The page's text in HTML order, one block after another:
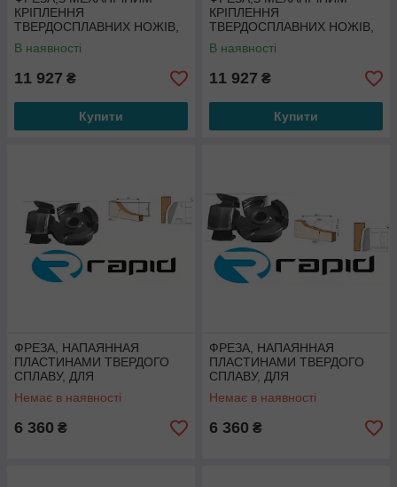
КРІПЛЕННЯ
ТВЕРДОСПЛАВНИХ НОЖІВ,
ДЛЯ ВИГОТОВЛЕННЯ
ФІЛЬОНКИ
В наявності
11 927 ₴
Купити
КРІПЛЕННЯ
ТВЕРДОСПЛАВНИХ НОЖІВ,
ДЛЯ ВИГОТОВЛЕННЯ
ФІЛЬОНКИ
В наявності
11 927 ₴
Купити
ФРЕЗА, НАПАЯННАЯ
ПЛАСТИНАМИ ТВЕРДОГО
СПЛАВУ, ДЛЯ
ВИГОТОВЛЕННЯ ФІЛЬОНОК
УВІГНУТИХ
Немає в наявності
6 360 ₴
ФРЕЗА, НАПАЯННАЯ
ПЛАСТИНАМИ ТВЕРДОГО
СПЛАВУ, ДЛЯ
ВИГОТОВЛЕННЯ ФІЛЬОНОК
УВІГНУТИХ
Немає в наявності
6 360 ₴